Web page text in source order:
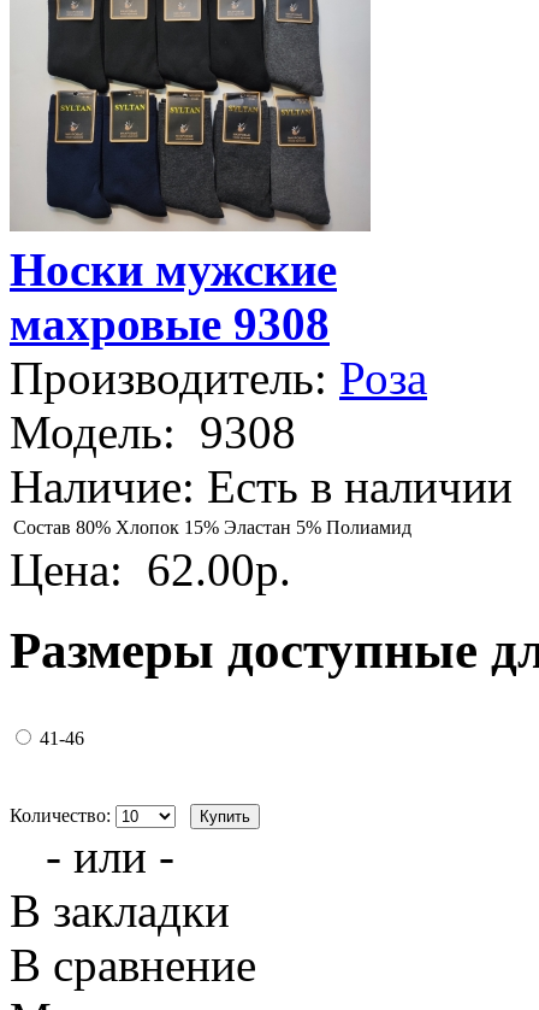
Носки мужские
махровые 9308
Производитель: Роза
Модель: 9308
Наличие: Есть в наличии
Состав 80% Хлопок 15% Эластан 5% Полиамид
Цена: 62.00р.
Размеры доступные
41-46
Количество:
- или -
В закладки
В сравнение